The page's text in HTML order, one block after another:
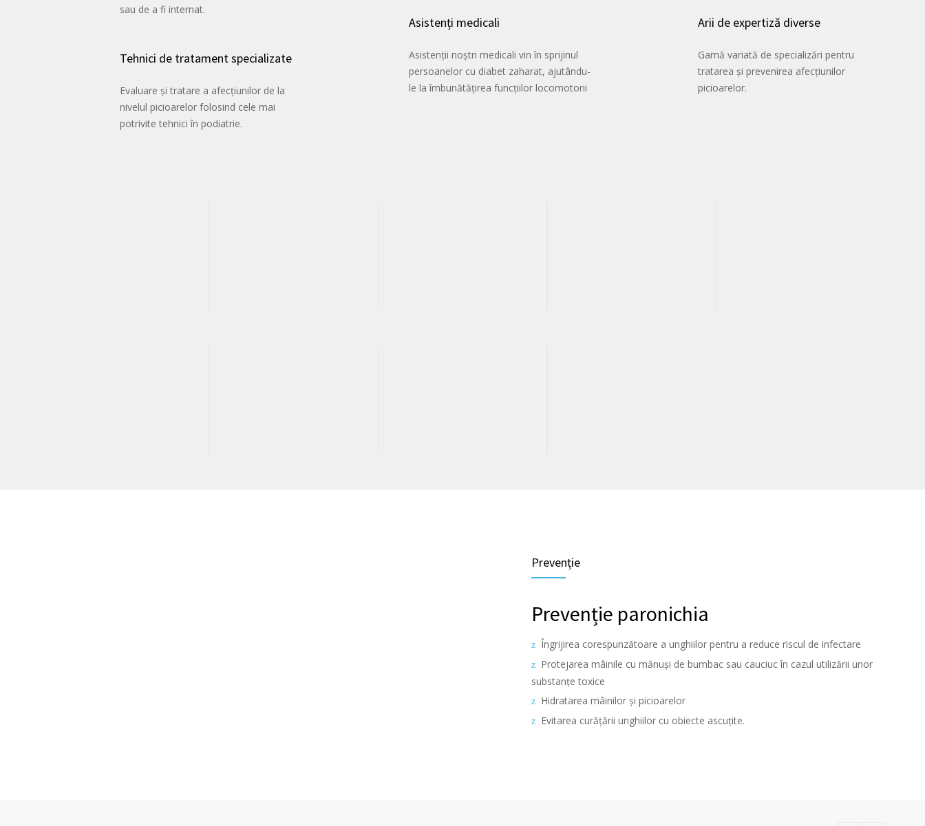
sau de a fi internat.
Tehnici de tratament specializate
Evaluare și tratare a afecțiunilor de la
nivelul picioarelor folosind cele mai
potrivite tehnici în podiatrie.
Asistenți medicali
Asistenții noștri medicali vin în sprijinul
persoanelor cu diabet zaharat, ajutându-
le la îmbunătățirea funcțiilor locomotorii
Arii de expertiză diverse
Gamă variată de specializări pentru
tratarea și prevenirea afecțiunilor
picioarelor.
Prevenție
Prevenție paronichia
Îngrijirea corespunzătoare a unghiilor pentru a reduce riscul de infectare
Protejarea mâinile cu mănuși de bumbac sau cauciuc în cazul utilizării unor
substanțe toxice
Hidratarea mâinilor și picioarelor
Evitarea curățării unghiilor cu obiecte ascuțite.